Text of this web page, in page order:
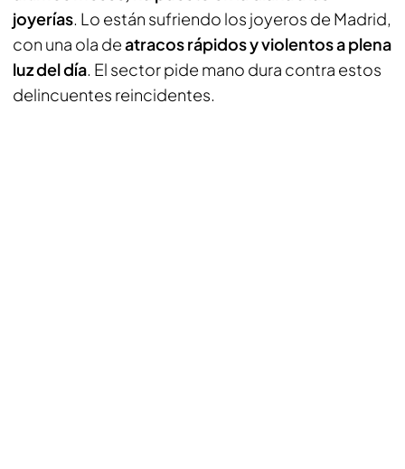
joyerías. Lo están sufriendo los joyeros de Madrid,
con una ola deatracos rápidos y violentos a plena
luz del día. El sector pide mano dura contra estos
delincuentes reincidentes.